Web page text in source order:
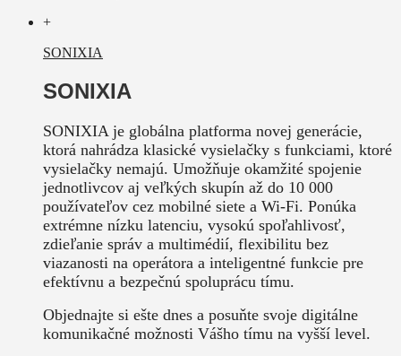
+
SONIXIA
SONIXIA
SONIXIA je globálna platforma novej generácie,
ktorá nahrádza klasické vysielačky s funkciami, ktoré
vysielačky nemajú. Umožňuje okamžité spojenie
jednotlivcov aj veľkých skupín až do 10 000
používateľov cez mobilné siete a Wi-Fi. Ponúka
extrémne nízku latenciu, vysokú spoľahlivosť,
zdieľanie správ a multimédií, flexibilitu bez
viazanosti na operátora a inteligentné funkcie pre
efektívnu a bezpečnú spoluprácu tímu.
Objednajte si ešte dnes a posuňte svoje digitálne
komunikačné možnosti Vášho tímu na vyšší level.